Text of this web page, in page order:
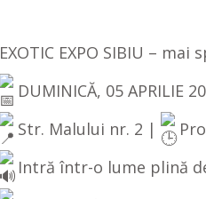
EXOTIC EXPO SIBIU –
DUMINICĂ, 05 APRILIE
Str. Malului nr. 2 |
Intră într-o lume plină